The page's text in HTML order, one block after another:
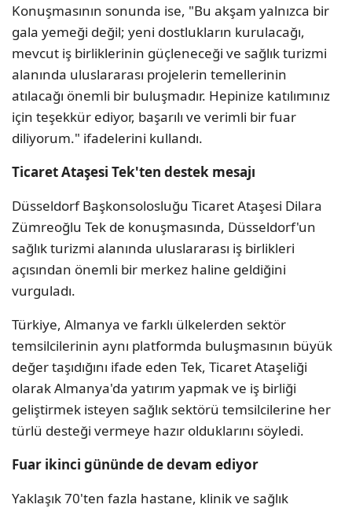
Konuşmasının sonunda ise, "Bu akşam yalnızca bir
gala yemeği değil; yeni dostlukların kurulacağı,
mevcut iş birliklerinin güçleneceği ve sağlık turizmi
alanında uluslararası projelerin temellerinin
atılacağı önemli bir buluşmadır. Hepinize katılımınız
için teşekkür ediyor, başarılı ve verimli bir fuar
diliyorum." ifadelerini kullandı.
Ticaret Ataşesi Tek'ten destek mesajı
Düsseldorf Başkonsolosluğu Ticaret Ataşesi Dilara
Zümreoğlu Tek de konuşmasında, Düsseldorf'un
sağlık turizmi alanında uluslararası iş birlikleri
açısından önemli bir merkez haline geldiğini
vurguladı.
Türkiye, Almanya ve farklı ülkelerden sektör
temsilcilerinin aynı platformda buluşmasının büyük
değer taşıdığını ifade eden Tek, Ticaret Ataşeliği
olarak Almanya'da yatırım yapmak ve iş birliği
geliştirmek isteyen sağlık sektörü temsilcilerine her
türlü desteği vermeye hazır olduklarını söyledi.
Fuar ikinci gününde de devam ediyor
Yaklaşık 70'ten fazla hastane, klinik ve sağlık